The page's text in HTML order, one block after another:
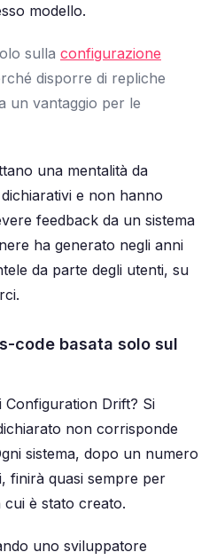
modello.
sulla configurazione
disporre di repliche
un vantaggio per le
una mentalità da
e non hanno
feedback da un sistema
ha generato negli anni
da parte degli utenti, su
code basata solo sul
Configuration Drift? Si
non corrisponde
sistema, dopo un numero
finirà quasi sempre per
è stato creato.
uno sviluppatore